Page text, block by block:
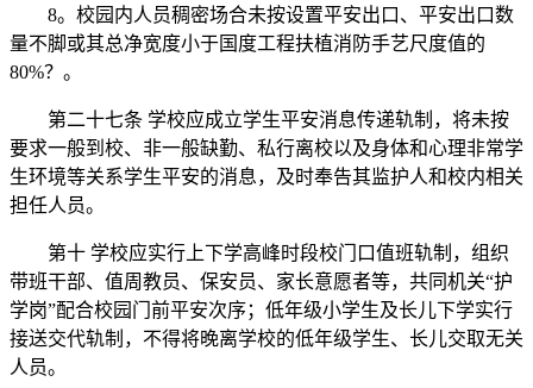
8。校园内人员稠密场合未按设置平安出口、平安出口数
量不脚或其总净宽度小于国度工程扶植消防手艺尺度值的
80%？。
第二十七条 学校应成立学生平安消息传递轨制，将未按
要求一般到校、非一般缺勤、私行离校以及身体和心理非常学
生环境等关系学生平安的消息，及时奉告其监护人和校内相关
担任人员。
第十 学校应实行上下学高峰时段校门口值班轨制，组织
带班干部、值周教员、保安员、家长意愿者等，共同机关“护
学岗”配合校园门前平安次序；低年级小学生及长儿下学实行
接送交代轨制，不得将晚离学校的低年级学生、长儿交取无关
人员。